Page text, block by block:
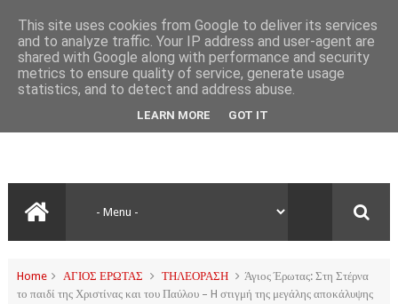
Home ΑΓΙΟΣ ΕΡΩΤΑΣ ΤΗΛΕΟΡΑΣΗ
Άγιος Έρωτας: Στη Στέρνα
το παιδί της Χριστίνας και του Παύλου – H στιγμή της μεγάλης αποκάλυψης
This site uses cookies from Google to deliver its services
and to analyze traffic. Your IP address and user-agent are
shared with Google along with performance and security
metrics to ensure quality of service, generate usage
statistics, and to detect and address abuse.
LEARN MORE GOT IT